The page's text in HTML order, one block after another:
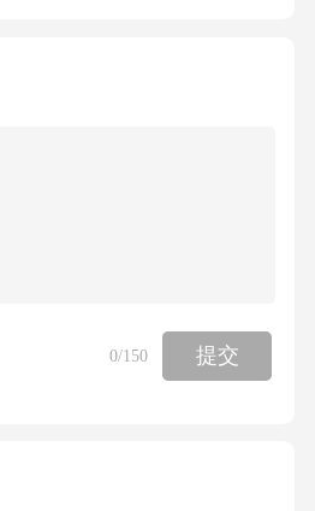
称食品接触或其成分可能
纸板材料及制品包括涂蜡
0/150 提交